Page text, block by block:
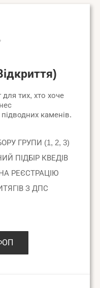
тих, хто хоче
каменів.
ГРУПИ (1, 2, 3)
ПІДБІР КВЕДІВ
РЕЄСТРАЦІЮ
З ДПС